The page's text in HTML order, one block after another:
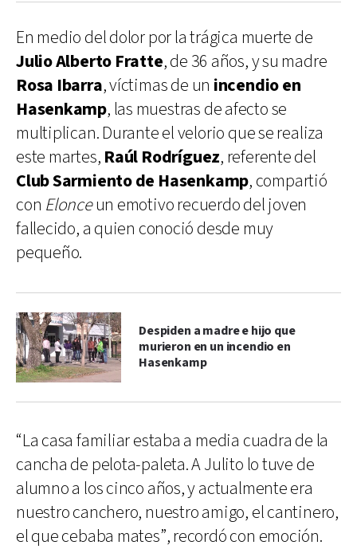
En medio del dolor por la trágica muerte de
Julio Alberto Fratte, de 36 años, y su madre
Rosa Ibarra, víctimas de un incendio en
Hasenkamp, las muestras de afecto se
multiplican. Durante el velorio que se realiza
este martes, Raúl Rodríguez, referente del
Club Sarmiento de Hasenkamp, compartió
con Elonceun emotivo recuerdo del joven
fallecido, a quien conoció desde muy
pequeño.
Despiden a madre e hijo que
murieron en un incendio en
Hasenkamp
“La casa familiar estaba a media cuadra de la
cancha de pelota-paleta. A Julito lo tuve de
alumno a los cinco años, y actualmente era
nuestro canchero, nuestro amigo, el cantinero,
el que cebaba mates”, recordó con emoción.